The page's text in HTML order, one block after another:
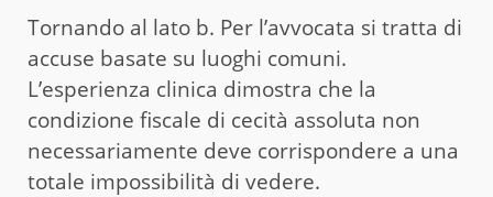
Tornando al lato b. Per l’avvocata si tratta di
accuse basate su luoghi comuni.
L’esperienza clinica dimostra che la
condizione fiscale di cecità assoluta non
necessariamente deve corrispondere a una
totale impossibilità di vedere.